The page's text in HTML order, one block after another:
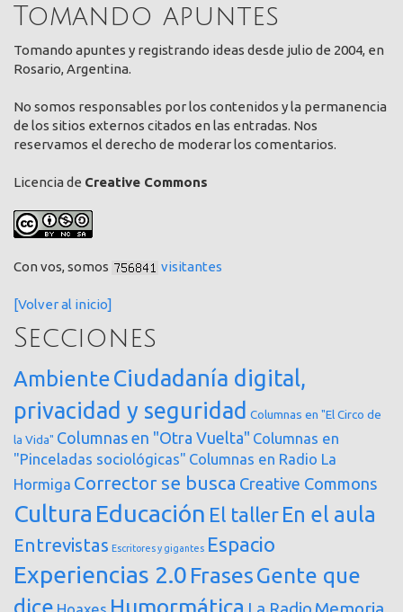
Tomando apuntes
Tomando apuntes y registrando ideas desde julio de 2004, en
Rosario, Argentina.
No somos responsables por los contenidos y la permanencia
de los sitios externos citados en las entradas. Nos
reservamos el derecho de moderar los comentarios.
Licencia de Creative Commons
Con vos, somos visitantes
[Volver al inicio]
Secciones
AmbienteCiudadanía digital,
privacidad y seguridad Columnas en "El Circo de
la Vida" Columnas en "Otra Vuelta" Columnas en
"Pinceladas sociológicas" Columnas en Radio La
Hormiga Corrector se busca Creative Commons
Cultura Educación El taller En el aula
Entrevistas Escritores y gigantes Espacio
Experiencias 2.0 FrasesGente que
dice
Humormática